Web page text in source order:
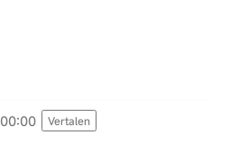
Vertalen